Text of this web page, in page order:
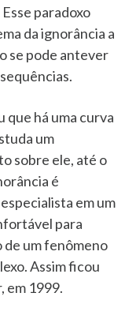
paradoxo
da ignorância a
se pode antever
que há uma curva
um
sobre ele, até o
é
em um
para
um fenômeno
Assim ficou
em 1999.